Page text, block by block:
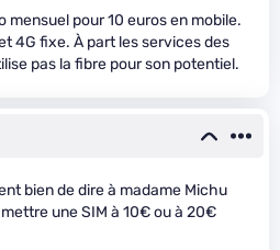
mensuel pour 10 euros en mobile.
4G fixe. À part les services des
pas la fibre pour son potentiel.
bien de dire à madame Michu
une SIM à 10€ ou à 20€